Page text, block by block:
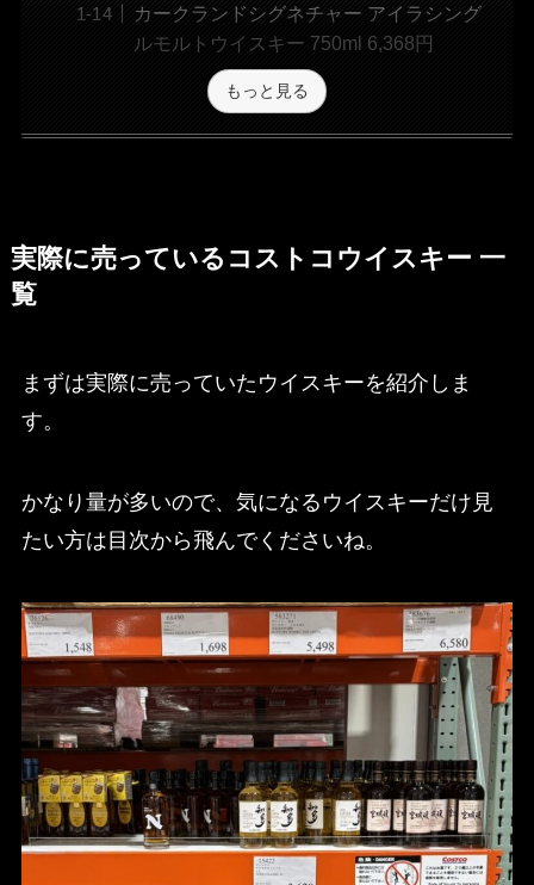
カークランドシグネチャー アイラシング
ルモルトウイスキー 750ml 6,368円
もっと見る
実際に売っているコストコウイスキー 一
覧
まずは実際に売っていたウイスキーを紹介しま
す。
かなり量が多いので、気になるウイスキーだけ見
たい方は目次から飛んでくださいね。